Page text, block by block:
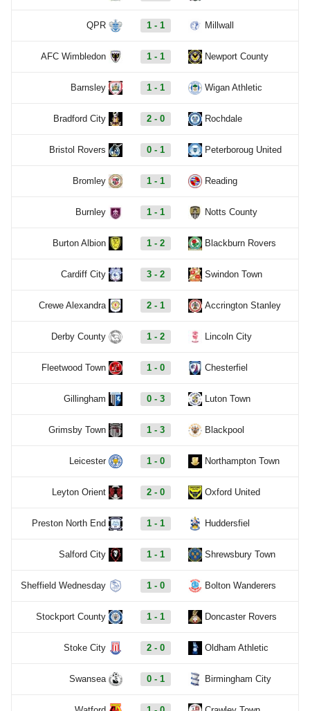
QPR 1 - 1 Millwall
AFC Wimbledon 1 - 1 Newport County
Barnsley 1 - 1 Wigan Athletic
Bradford City 2 - 0 Rochdale
Bristol Rovers 0 - 1 Peterboroug United
Bromley 1 - 1 Reading
Burnley 1 - 1 Notts County
Burton Albion 1 - 2 Blackburn Rovers
Cardiff City 3 - 2 Swindon Town
Crewe Alexandra 2 - 1 Accrington Stanley
Derby County 1 - 2 Lincoln City
Fleetwood Town 1 - 0 Chesterfiel
Gillingham 0 - 3 Luton Town
Grimsby Town 1 - 3 Blackpool
Leicester 1 - 0 Northampton Town
Leyton Orient 2 - 0 Oxford United
Preston North End 1 - 1 Huddersfiel
Salford City 1 - 1 Shrewsbury Town
Sheffield Wednesday 1 - 0 Bolton Wanderers
Stockport County 1 - 1 Doncaster Rovers
Stoke City 2 - 0 Oldham Athletic
Swansea 0 - 1 Birmingham City